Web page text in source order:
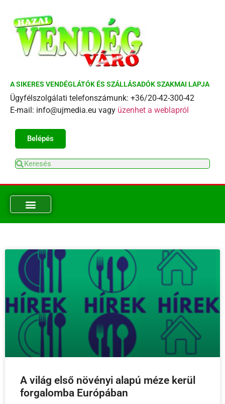
A SIKERES VENDÉGLÁTÓK ÉS SZÁLLÁSADÓK SZAKMAI LAPJA
Ügyfélszolgálati telefonszámunk: +36/20-42-300-42
E-mail: info@ujmedia.eu vagy üzenhet a weblapról
Belépés
A világ első növényi alapú méze kerül
forgalomba Európában